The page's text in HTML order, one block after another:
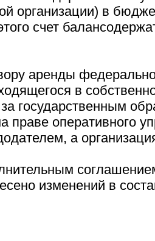
организации) в
счет
аренды
в
государственным
праве оперативного
а
изменений в